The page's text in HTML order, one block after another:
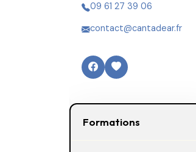
09 61 27 39 06
contact@cantadear.fr
Formations